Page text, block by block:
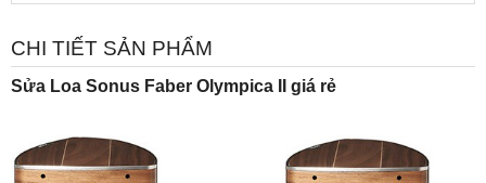
CHI TIẾT SẢN PHẨM
Sửa Loa Sonus Faber Olympica II giá rẻ